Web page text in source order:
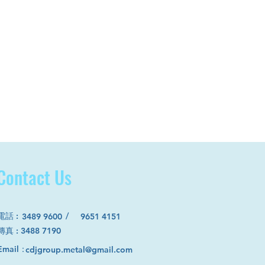
9651 4151
話 : /
：cdjgroup.metal@gmail.com
Us
3489 9600
真 : 3488 7190